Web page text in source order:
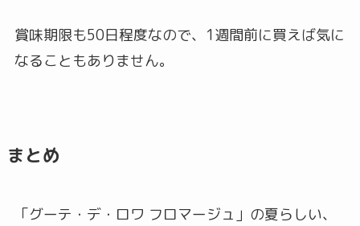
賞味期限も50日程度なので、1週間前に買えば気に
なることもありません。
まとめ
「グーテ・デ・ロワ フロマージュ」の夏らしい、